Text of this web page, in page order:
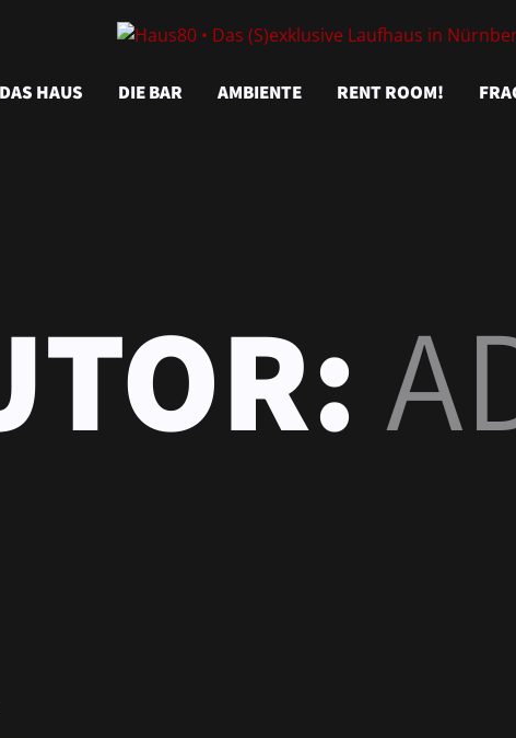
DAS HAUS DIE BAR AMBIENTE RENT ROOM!